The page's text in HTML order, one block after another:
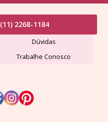
(11) 2268-1184
Dúvidas
Trabalhe Conosco